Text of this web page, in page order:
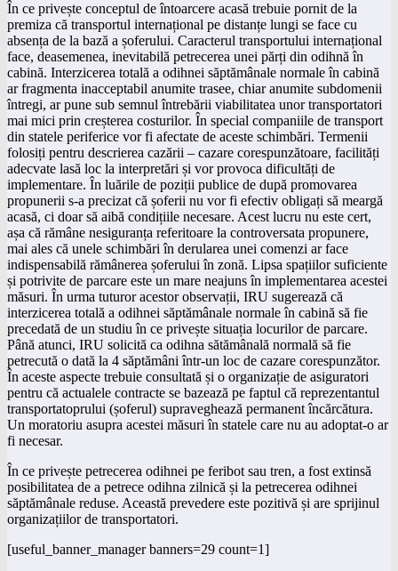
În ce privește conceptul de întoarcere acasă trebuie pornit de la
premiza că transportul internațional pe distanțe lungi se face cu
absența de la bază a șoferului. Caracterul transportului internațional
face, deasemenea, inevitabilă petrecerea unei părți din odihnă în
cabină. Interzicerea totală a odihnei săptămânale normale în cabină
ar fragmenta inacceptabil anumite trasee, chiar anumite subdomenii
întregi, ar pune sub semnul întrebării viabilitatea unor transportatori
mai mici prin creșterea costurilor. În special companiile de transport
din statele periferice vor fi afectate de aceste schimbări. Termenii
folosiți pentru descrierea cazării – cazare corespunzătoare, facilități
adecvate lasă loc la interpretări și vor provoca dificultăți de
implementare. În luările de poziții publice de după promovarea
propunerii s-a precizat că șoferii nu vor fi efectiv obligați să meargă
acasă, ci doar să aibă condițiile necesare. Acest lucru nu este cert,
așa că rămâne nesiguranța referitoare la controversata propunere,
mai ales că unele schimbări în derularea unei comenzi ar face
indispensabilă rămânerea șoferului în zonă. Lipsa spațiilor suficiente
și potrivite de parcare este un mare neajuns în implementarea acestei
măsuri. În urma tuturor acestor observații, IRU sugerează că
interzicerea totală a odihnei săptămânale normale în cabină să fie
precedată de un studiu în ce privește situația locurilor de parcare.
Până atunci, IRU solicită ca odihna sătămânală normală să fie
petrecută o dată la 4 săptămâni într-un loc de cazare corespunzător.
În aceste aspecte trebuie consultată și o organizație de asiguratori
pentru că actualele contracte se bazează pe faptul că reprezentantul
transportatoprului (șoferul) supraveghează permanent încărcătura.
Un moratoriu asupra acestei măsuri în statele care nu au adoptat-o ar
fi necesar.
În ce privește petrecerea odihnei pe feribot sau tren, a fost extinsă
posibilitatea de a petrece odihna zilnică și la petrecerea odihnei
săptămânale reduse. Această prevedere este pozitivă și are sprijinul
organizațiilor de transportatori.
[useful_banner_manager banners=29 count=1]